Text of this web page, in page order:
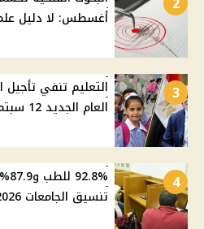
أغسطس: لا دليل
3
التعليم تنفي
العام الجديد 12 سبتمبر والدولية 6 سبتمبر
4
تنسيق الجامعات 2026 وأماكن المرحلة الثانية